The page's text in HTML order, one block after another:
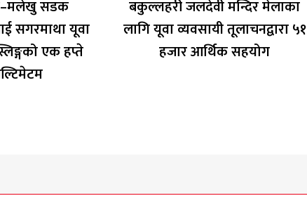
सडक
सगरमाथा यूवा
एक हप्ते
बकुल्लहरी जलदेवी मन्दिर मेलाका
लागि यूवा व्यवसायी तूलाचनद्वारा ५१
हजार आर्थिक सहयोग